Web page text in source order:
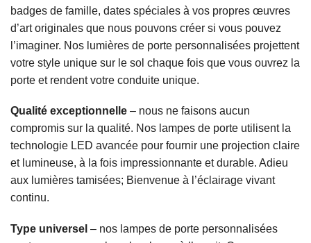
badges de famille, dates spéciales à vos propres œuvres
d’art originales que nous pouvons créer si vous pouvez
l’imaginer. Nos lumières de porte personnalisées projettent
votre style unique sur le sol chaque fois que vous ouvrez la
porte et rendent votre conduite unique.
Qualité exceptionnelle – nous ne faisons aucun
compromis sur la qualité. Nos lampes de porte utilisent la
technologie LED avancée pour fournir une projection claire
et lumineuse, à la fois impressionnante et durable. Adieu
aux lumières tamisées; Bienvenue à l’éclairage vivant
continu.
Type universel – nos lampes de porte personnalisées